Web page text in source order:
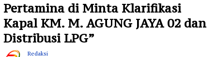
Pertamina di Minta Klarifikasi
Kapal KM. M. AGUNG JAYA 02 dan
Distribusi LPG” ‎
Redaksi